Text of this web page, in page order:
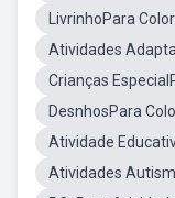
LivrinhoPara
Atividades
Crianças
DesnhosPara
Atividade
Atividades